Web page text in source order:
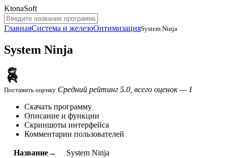
KtonaSoft
ГлавнаяСистема и железоОптимизацияSystem Ninja
System Ninja
Поставить оценку Средний рейтинг 5.0, всего оценок — 1
Скачать программу
Описание и функции
Скриншоты интерфейса
Комментарии пользователей
Название→
System Ninja